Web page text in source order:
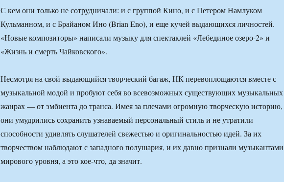
С кем они только не сотрудничали: и с группой Кино, и с Петером Намлуком
Кульманном, и с Брайаном Ино (Brian Eno), и еще кучей выдающихся личностей.
«Новые композиторы» написали музыку для спектаклей «Лебединое озеро-2» и
«Жизнь и смерть Чайковского».
Несмотря на свой выдающийся творческий багаж, НК перевоплощаются вместе с
музыкальной модой и пробуют себя во всевозможных существующих музыкальных
жанрах — от эмбиента до транса. Имея за плечами огромную творческую историю,
они умудрились сохранить узнаваемый персональный стиль и не утратили
способности удивлять слушателей свежестью и оригинальностью идей. За их
творчеством наблюдают с западного полушария, и их давно признали музыкантами
мирового уровня, а это кое-что, да значит.